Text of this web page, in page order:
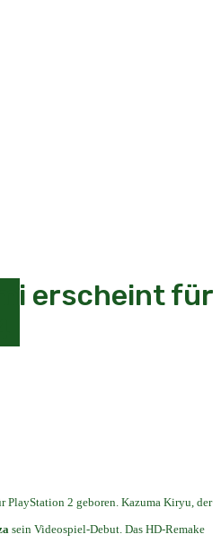
erscheint für
PlayStation 2 geboren. Kazuma Kiryu, der
sein Videospiel-Debut. Das HD-Remake